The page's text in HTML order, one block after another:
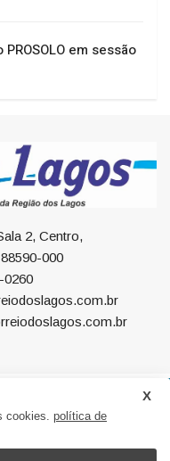
em sessão
2, Centro,
000
0260
Saúde
Variedades
cookies. política de